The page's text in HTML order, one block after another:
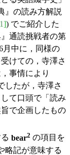
』の読み方解説
) でご紹介した
通読挑戦者の第
月中に，同様の
けての，寺澤さ
事情により
したが，寺澤さ
て口頭で「読み
で企画したもの
bear2 の項目を
略記が意味する